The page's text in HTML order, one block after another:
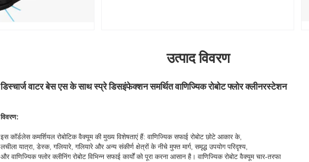
उत्पाद विवरण
डिस्चार्ज वाटर बेस एस के साथ स्प्रे डिसइंफेक्शन समर्थित वाणिज्यिक रोबोट फ्लोर क्लीनरस्टेशन
विवरण:
इस कॉर्डलेस कमर्शियल रोबोटिक वैक्यूम की मुख्य विशेषताएं हैं: वाणिज्यिक सफाई रोबोट छोटे आकार के,
लचीला यात्रा, डेस्क, गलियारे, गलियारे और अन्य संकीर्ण क्षेत्रों के नीचे मुफ्त मार्ग, समृद्ध उपयोग परिदृश्य,
और वाणिज्यिक फ्लोर क्लीनिंग रोबोट विभिन्न सफाई कार्यों को पूरा करना आसान है। वाणिज्यिक रोबोट वैक्यूम चार-तरफा